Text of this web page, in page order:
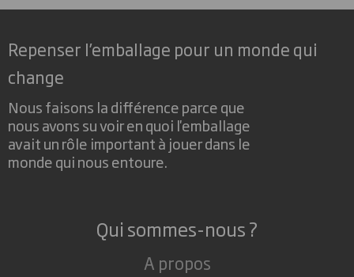
Repenser l’emballage pour un monde qui
change
Nous faisons la différence parce que
nous avons su voir en quoi l'emballage
avait un rôle important à jouer dans le
monde qui nous entoure.
Qui sommes-nous ?
A propos